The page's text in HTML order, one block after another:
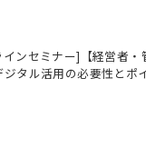
ンセミナー]【経営者
ジタル活用の必要性とポ